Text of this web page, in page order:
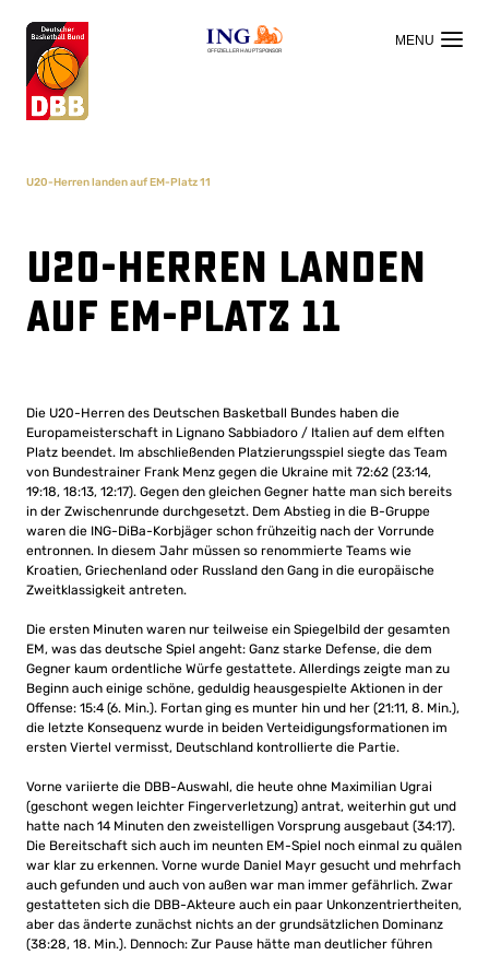
OFFIZIELLER HAUPTSPONSOR
U20-Herren landen auf EM-Platz 11
U20-Herren landen
auf EM-Platz 11
Die U20-Herren des Deutschen Basketball Bundes haben die
Europameisterschaft in Lignano Sabbiadoro / Italien auf dem elften
Platz beendet. Im abschließenden Platzierungsspiel siegte das Team
von Bundestrainer Frank Menz gegen die Ukraine mit 72:62 (23:14,
19:18, 18:13, 12:17). Gegen den gleichen Gegner hatte man sich bereits
in der Zwischenrunde durchgesetzt. Dem Abstieg in die B-Gruppe
waren die ING-DiBa-Korbjäger schon frühzeitig nach der Vorrunde
entronnen. In diesem Jahr müssen so renommierte Teams wie
Kroatien, Griechenland oder Russland den Gang in die europäische
Zweitklassigkeit antreten.
Die ersten Minuten waren nur teilweise ein Spiegelbild der gesamten
EM, was das deutsche Spiel angeht: Ganz starke Defense, die dem
Gegner kaum ordentliche Würfe gestattete. Allerdings zeigte man zu
Beginn auch einige schöne, geduldig heausgespielte Aktionen in der
Offense: 15:4 (6. Min.). Fortan ging es munter hin und her (21:11, 8. Min.),
die letzte Konsequenz wurde in beiden Verteidigungsformationen im
ersten Viertel vermisst, Deutschland kontrollierte die Partie.
Vorne variierte die DBB-Auswahl, die heute ohne Maximilian Ugrai
(geschont wegen leichter Fingerverletzung) antrat, weiterhin gut und
hatte nach 14 Minuten den zweistelligen Vorsprung ausgebaut (34:17).
Die Bereitschaft sich auch im neunten EM-Spiel noch einmal zu quälen
war klar zu erkennen. Vorne wurde Daniel Mayr gesucht und mehrfach
auch gefunden und auch von außen war man immer gefährlich. Zwar
gestatteten sich die DBB-Akteure auch ein paar Unkonzentriertheiten,
aber das änderte zunächst nichts an der grundsätzlichen Dominanz
(38:28, 18. Min.). Dennoch: Zur Pause hätte man deutlicher führen